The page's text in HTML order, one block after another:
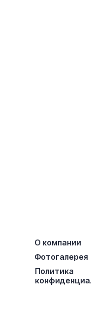
Политика
Фотогалерея
О компании